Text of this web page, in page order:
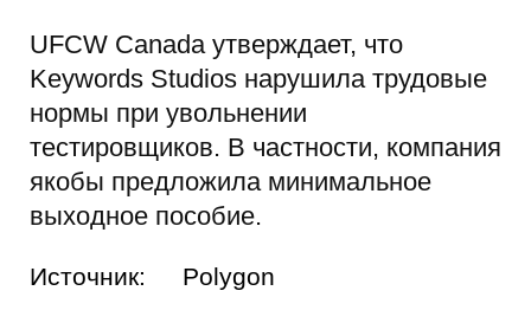
UFCW Canada утверждает, что
Keywords Studios нарушила трудовые
нормы при увольнении
тестировщиков. В частности, компания
якобы предложила минимальное
выходное пособие.
Источник: Polygon